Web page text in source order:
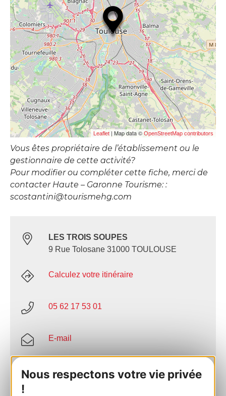
Nous respectons votre vie privée
!
Leaflet | Map data © OpenStreetMap contributors
Vous êtes propriétaire de l’établissement ou le
gestionnaire de cette activité?
Pour modifier ou compléter cette fiche, merci de
contacter Haute – Garonne Tourisme: :
scostantini@tourismehg.com
LES TROIS SOUPES
9 Rue Tolosane 31000 TOULOUSE
Calculez votre itinéraire
05 62 17 53 01
E-mail
Site internet